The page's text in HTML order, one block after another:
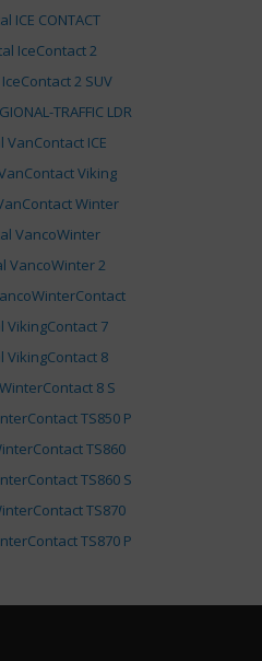
ICE CONTACT
IceContact 2
2 SUV
TRAFFIC LDR
ICE
Viking
Winter
VancoWinter
VancoWinter 2
VikingContact 7
VikingContact 8
8 S
TS850 P
TS860
TS860 S
TS870
TS870 P